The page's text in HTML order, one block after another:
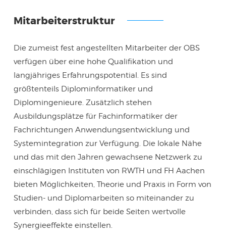
Mitarbeiterstruktur
Die zumeist fest angestellten Mitarbeiter der OBS
verfügen über eine hohe Qualifikation und
langjähriges Erfahrungspotential. Es sind
größtenteils Diplominformatiker und
Diplomingenieure. Zusätzlich stehen
Ausbildungsplätze für Fachinformatiker der
Fachrichtungen Anwendungsentwicklung und
Systemintegration zur Verfügung. Die lokale Nähe
und das mit den Jahren gewachsene Netzwerk zu
einschlägigen Instituten von RWTH und FH Aachen
bieten Möglichkeiten, Theorie und Praxis in Form von
Studien- und Diplomarbeiten so miteinander zu
verbinden, dass sich für beide Seiten wertvolle
Synergieeffekte einstellen.